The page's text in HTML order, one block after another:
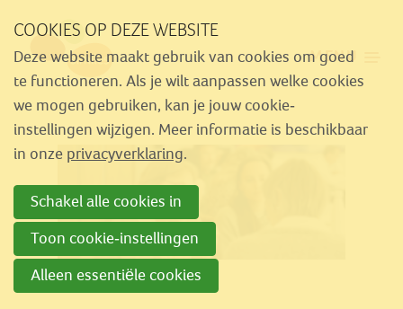
links
over
Spring
naar
navigatie
naar
hoofdinhoud
MENU
Aanbod
Nieuws
Activiteiten
Over Similes
Contact
Lid worden
COOKIES OP DEZE WEBSITE
Deze website maakt gebruik van cookies om goed
te functioneren. Als je wilt aanpassen welke cookies
we mogen gebruiken, kan je jouw cookie-
instellingen wijzigen. Meer informatie is beschikbaar
in onze privacyverklaring.
Schakel alle cookies in
Toon cookie-instellingen
Alleen essentiële cookies